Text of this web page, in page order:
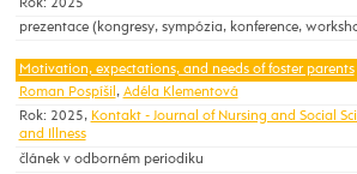
Rok: 2025
prezentace (kongresy, sympózia, konference,
Motivation, expectations, and needs of foster parents
Roman Pospíšil , Adéla Klementová
Rok: 2025, Kontakt - Journal of Nursing and Social
and Illness
článek v odborném periodiku